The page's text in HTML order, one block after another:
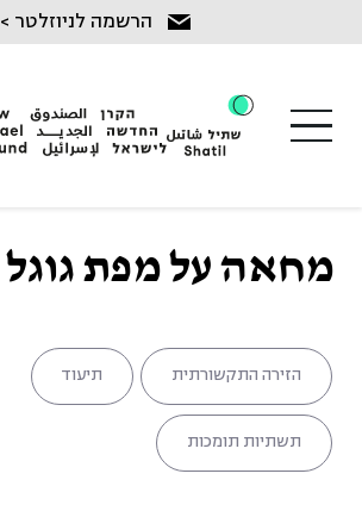
content
הרשמה לניוזלטר >
מחאה על מפת גוגל
הזירה התקשורתית תיעוד
תשתיות תומכות